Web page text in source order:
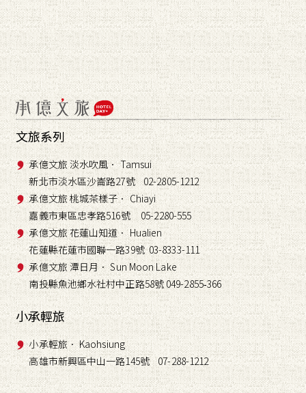
文旅系列
承億文旅 淡水吹風． Tamsui
新北市淡水區沙崙路27號 02-2805-1212
承億文旅 桃城茶樣子． Chiayi
嘉義市東區忠孝路516號 05-2280-555
承億文旅 花蓮山知道． Hualien
花蓮縣花蓮市國聯一路39號 03-8333-111
承億文旅 潭日月． Sun Moon Lake
南投縣魚池鄉水社村中正路58號 049-2855-366
小承輕旅
小承輕旅． Kaohsiung
高雄市新興區中山一路145號 07-288-1212